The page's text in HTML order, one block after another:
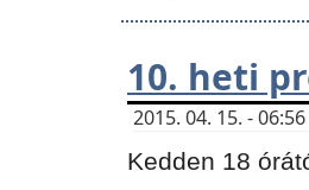
10. heti
2015. 04. 15. -
Kedden 18